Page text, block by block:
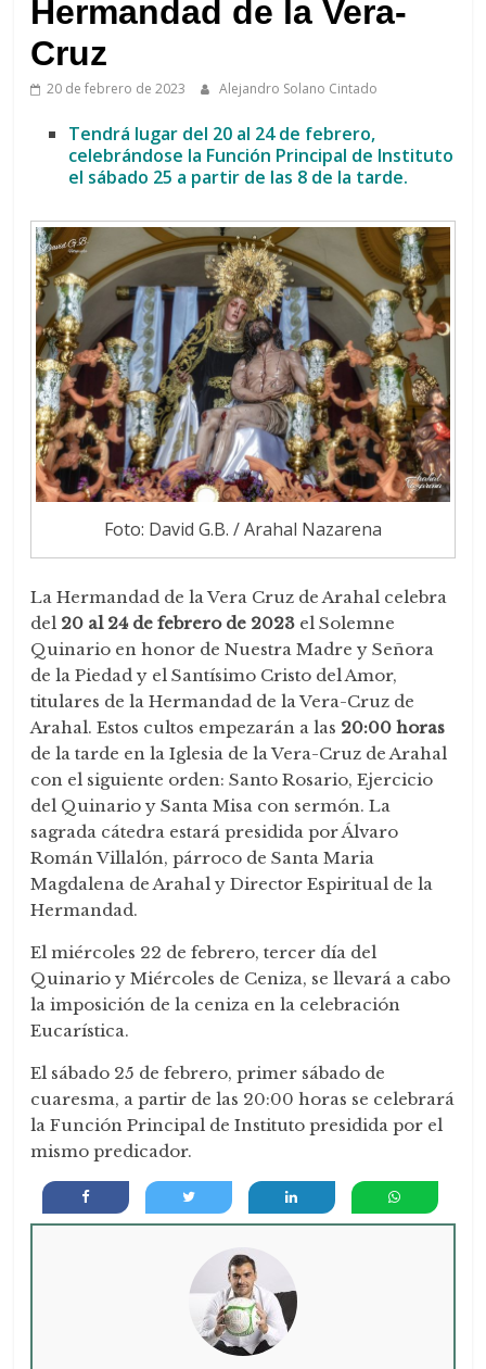
Arahal
Hermandad de la Vera-
Cruz
20 de febrero de 2023 Alejandro Solano Cintado
Tendrá lugar del 20 al 24 de febrero,
celebrándose la Función Principal de Instituto
el sábado 25 a partir de las 8 de la tarde.
Foto: David G.B. / Arahal Nazarena
La Hermandad de la Vera Cruz de Arahal celebra
del 20 al 24 de febrero de 2023 el Solemne
Quinario en honor de Nuestra Madre y Señora
de la Piedad y el Santísimo Cristo del Amor,
titulares de la Hermandad de la Vera-Cruz de
Arahal. Estos cultos empezarán a las 20:00 horas
de la tarde en la Iglesia de la Vera-Cruz de Arahal
con el siguiente orden: Santo Rosario, Ejercicio
del Quinario y Santa Misa con sermón. La
sagrada cátedra estará presidida por Álvaro
Román Villalón, párroco de Santa Maria
Magdalena de Arahal y Director Espiritual de la
Hermandad.
El miércoles 22 de febrero, tercer día del
Quinario y Miércoles de Ceniza, se llevará a cabo
la imposición de la ceniza en la celebración
Eucarística.
El sábado 25 de febrero, primer sábado de
cuaresma, a partir de las 20:00 horas se celebrará
la Función Principal de Instituto presidida por el
mismo predicador.